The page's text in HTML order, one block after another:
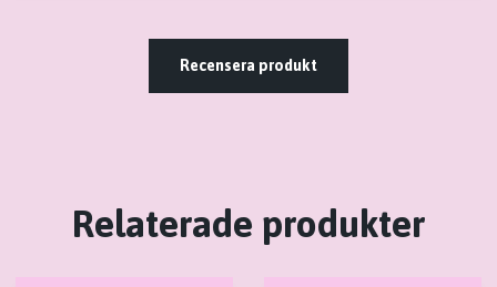
Recensera produkt
Relaterade produkter